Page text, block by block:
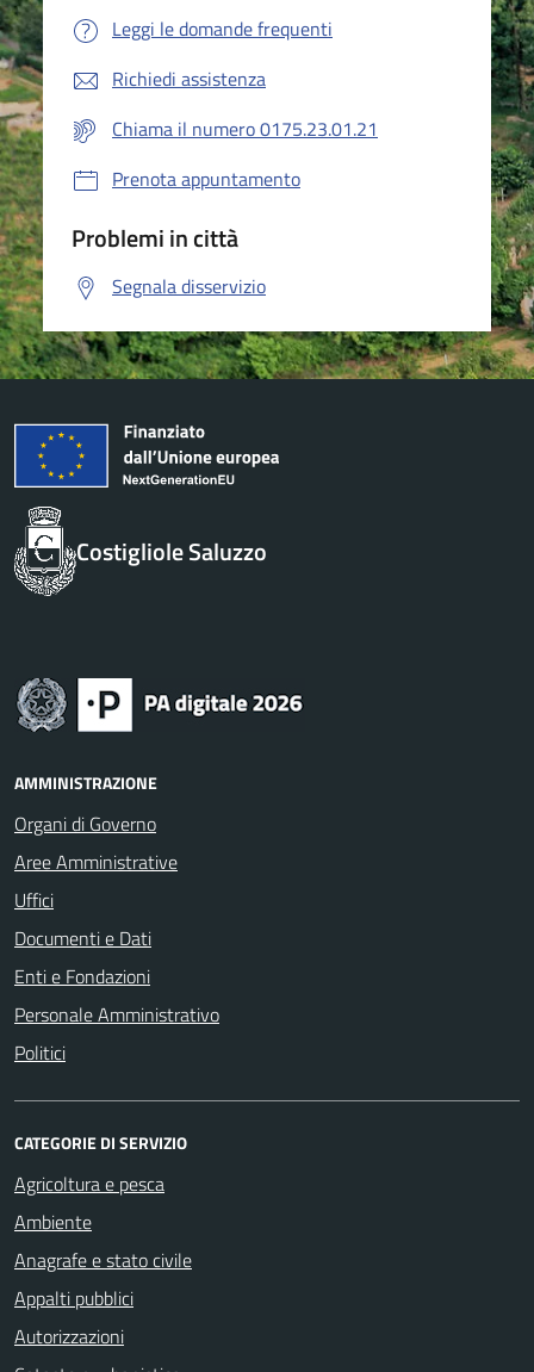
Leggi le domande frequenti
Richiedi assistenza
Chiama il numero 0175.23.01.21
Prenota appuntamento
Problemi in città
Segnala disservizio
Costigliole Saluzzo
AMMINISTRAZIONE
Organi di Governo
Aree Amministrative
Uffici
Documenti e Dati
Enti e Fondazioni
Personale Amministrativo
Politici
CATEGORIE DI SERVIZIO
Agricoltura e pesca
Ambiente
Anagrafe e stato civile
Appalti pubblici
Autorizzazioni